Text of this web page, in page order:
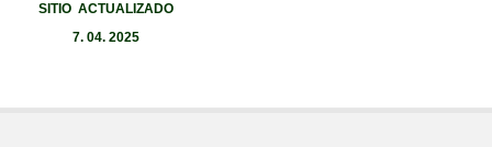
SITIO ACTUALIZADO
7. 04. 2025